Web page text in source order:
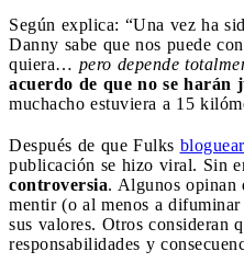
Según explica: “Una vez ha
Danny sabe que nos puede
quiera… pero depende
acuerdo de que no se harán
muchacho estuviera a 15
Después de que Fulks
publicación se hizo viral. Sin
controversia. Algunos opinan
mentir (o al menos a
sus valores. Otros consideran
responsabilidades y